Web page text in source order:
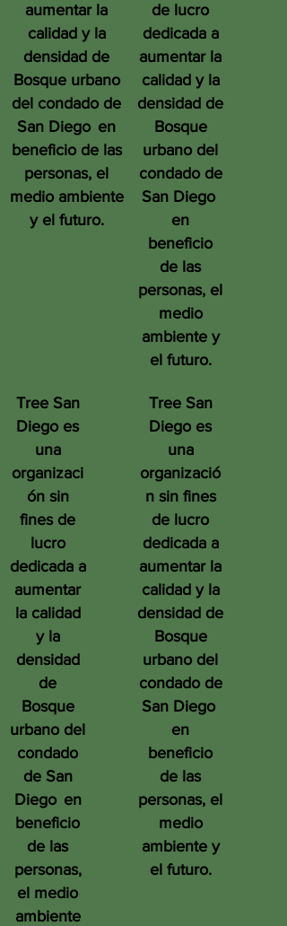
aumentar la
calidad y la
densidad de
Bosque urbano
del condado de
San Diego en
beneficio de las
personas, el
medio ambiente
y el futuro.
Tree San
Diego es
una
organizaci
ón sin
fines de
lucro
dedicada a
aumentar
la calidad
y la
densidad
de
Bosque
urbano del
condado
de San
Diego en
beneficio
de las
personas,
el medio
ambiente
de lucro
dedicada a
aumentar la
calidad y la
densidad de
Bosque
urbano del
condado de
San Diego
en
beneficio
de las
personas, el
medio
ambiente y
el futuro.
Tree San
Diego es
una
organizació
n sin fines
de lucro
dedicada a
aumentar la
calidad y la
densidad de
Bosque
urbano del
condado de
San Diego
en
beneficio
de las
personas, el
medio
ambiente y
el futuro.